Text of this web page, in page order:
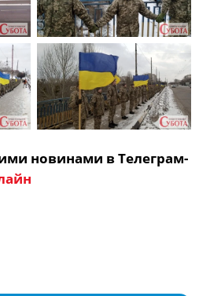
новинами в Телеграм-